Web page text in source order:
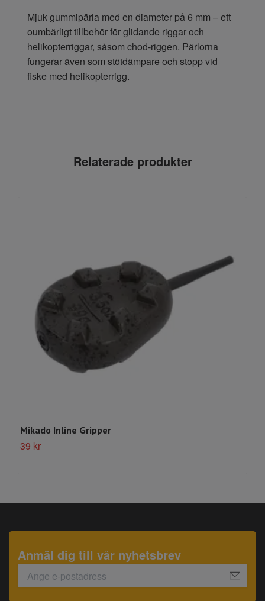
Mjuk gummipärla med en diameter på 6 mm – ett
oumbärligt tillbehör för glidande riggar och
helikopterriggar, såsom chod-riggen. Pärlorna
fungerar även som stötdämpare och stopp vid
fiske med helikopterrigg.
Mikado Inline Gripper
39 kr
Anmäl dig till vår nyhetsbrev